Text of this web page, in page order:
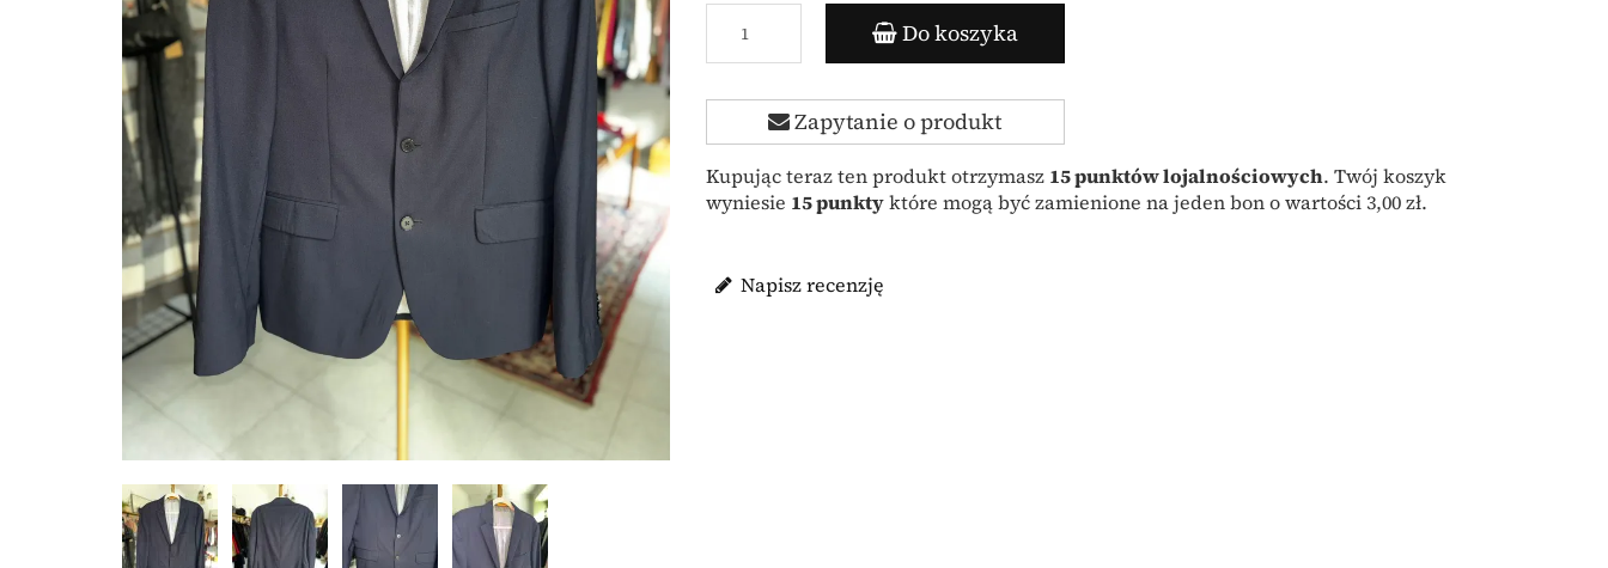
Do koszyka
Zapytanie o produkt
Kupując teraz ten produkt otrzymasz 15punktów lojalnościowych. Twój koszyk
wyniesie 15punktyktóre mogą być zamienione na jeden bon o wartości 3,00 zł.
Napisz recenzję